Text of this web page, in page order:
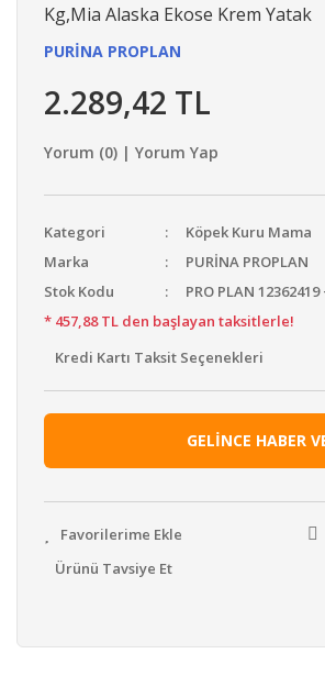
Kg,Mia Alaska Ekose Krem Yatak
PURİNA PROPLAN
2.289,42 TL
Yorum (0) | Yorum Yap
Kategori
Köpek Kuru Mama
Marka
PURİNA PROPLAN
Stok Kodu
PRO PLAN 12362419
* 457,88 TL den başlayan taksitlerle!
Kredi Kartı Taksit Seçenekleri
GELİNCE HABER
Ürünü Tavsiye Et